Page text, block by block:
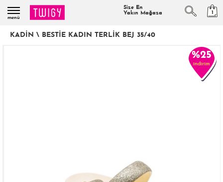
menü
Size En
Yakın Mağaza
1
KADIN \ BESTIE KADIN TERLIK BEJ 35/40
%25
indirim